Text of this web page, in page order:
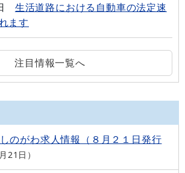
生活道路における自動車の法定速
ます
注目情報一覧へ
のがわ求人情報（８月２１日発行
21日